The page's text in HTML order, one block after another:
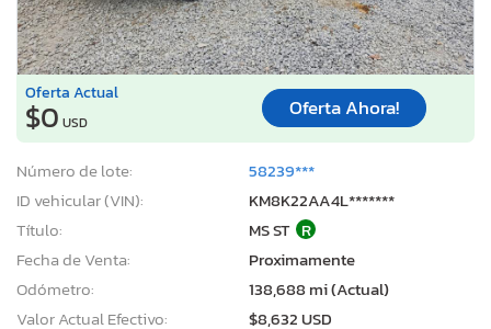
Oferta Actual
$0 USD
Oferta Ahora!
Número de lote:
58239***
ID vehicular (VIN):
KM8K22AA4L*******
Título:
MS ST R
Fecha de Venta:
Proximamente
Odómetro:
138,688 mi (Actual)
Valor Actual Efectivo:
$8,632 USD